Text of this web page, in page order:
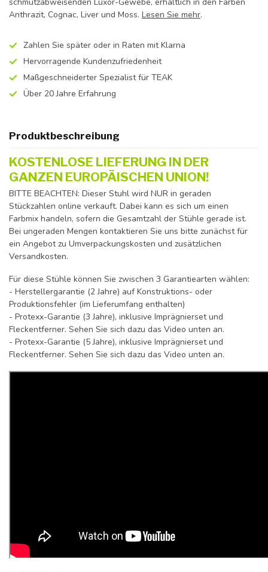
Anthrazit, Cognac, Liver und Moss. Lesen Sie mehr.
Zahlen Sie später oder in Raten mit Klarna
Hervorragende Kundenzufriedenheit
Maßgeschneiderter Spezialist für TEAK
Über 20 Jahre Erfahrung
Produktbeschreibung
KOSTENLOSE LIEFERUNG IN DER
GANZEN EUROPÄISCHEN UNION!
BITTE BEACHTEN: Dieser Stuhl wird NUR in geraden
Stückzahlen online verkauft. Dabei kann es sich um einen
Farbmix handeln, sofern die Gesamtzahl der Stühle gerade ist.
Bei ungeraden Mengen kontaktieren Sie uns bitte zunächst für
ein Angebot zu Umverpackungskosten und zusätzlichen
Versandkosten.
Für diese Stühle können Sie zwischen 3 Garantiearten wählen:
- Herstellergarantie (2 Jahre) auf Konstruktions- oder
Produktionsfehler (im Lieferumfang enthalten)
- Protexx-Garantie (3 Jahre), inklusive Imprägnierset und
Fleckentferner. Sehen Sie sich dazu das Video unten an.
- Protexx-Garantie (5 Jahre), inklusive Imprägnierset und
Fleckentferner. Sehen Sie sich dazu das Video unten an.